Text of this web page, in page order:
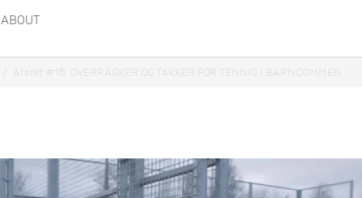
ABOUT
Afsnit #15: OVERRASKER OG TAKKER FOR TENNIS I BARNDOMMEN